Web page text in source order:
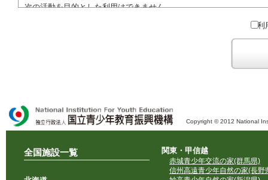
次の活動を目的とした利用はできません。
●特定の政党を支持、またはこれに反対するための政治教育その他の
●特定の宗教を支持、またはこれに反対するための宗教教育その他
域での勧誘活動を行ったり、自らの団体の活動をアピールする活動等)
利
Copyright © 2012 National
全国施設一覧 関東・甲信越
赤城青少年交流の家(群馬県)
信州高遠青少年自然の家(長野